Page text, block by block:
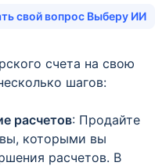
свой вопрос Выберу ИИ
счета на свою
шагов:
расчетов: Продайте
которыми вы
расчетов. В